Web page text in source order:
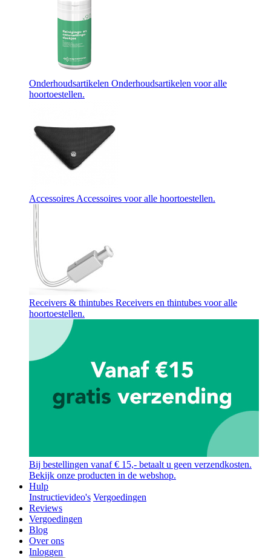
Onderhoudsartikelen Onderhoudsartikelen voor alle
hoortoestellen.
AccessoiresAccessoires voor alle hoortoestellen.
Receivers & thintubes Receivers en thintubes voor alle
hoortoestellen.
Bij bestellingen vanaf € 15,- betaalt u geen verzendkosten.
Bekijk onze producten in de webshop.
Hulp
Instructievideo's Vergoedingen
Reviews
Vergoedingen
Blog
Over ons
Inloggen